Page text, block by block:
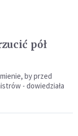
pół
by przed
- dowiedziała